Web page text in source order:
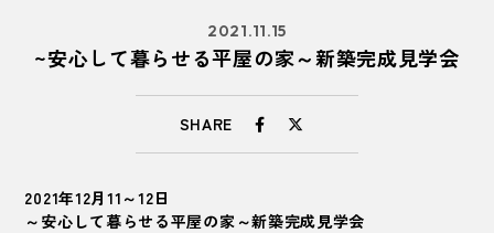
2021.11.15
~安心して暮らせる平屋の家～新築完成見学会
SHARE
2021年12月11～12日
～安心して暮らせる平屋の家～新築完成見学会